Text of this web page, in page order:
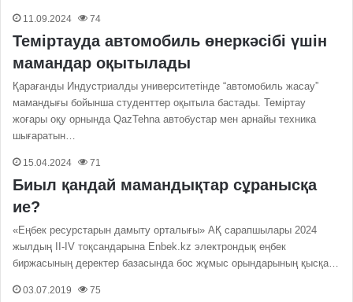
11.09.2024 74
Теміртауда автомобиль өнеркәсібі үшін
мамандар оқытылады
Қарағанды Индустриалды университетінде “автомобиль жасау”
мамандығы бойынша студенттер оқытыла бастады. Теміртау
жоғары оқу орнында QazTehna автобустар мен арнайы техника
шығаратын…
15.04.2024 71
Биыл қандай мамандықтар сұранысқа
ие?
«Еңбек ресурстарын дамыту орталығы» АҚ сарапшылары 2024
жылдың II-IV тоқсандарына Enbek.kz электрондық еңбек
биржасының деректер базасында бос жұмыс орындарының қысқа…
03.07.2019 75